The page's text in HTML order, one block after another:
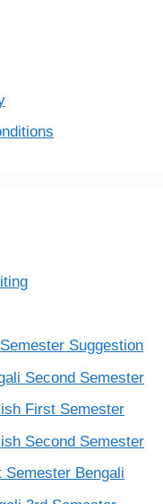
Suggestion
Second Semester
First Semester
Second Semester
Bengali